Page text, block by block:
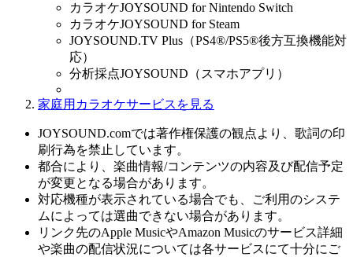
カラオケJOYSOUND for Nintendo Switch
カラオケJOYSOUND for Steam
JOYSOUND.TV Plus（PS4®/PS5®後方互換機能対
応）
分析採点JOYSOUND（スマホアプリ）
家庭用カラオケサービスを見る
JOYSOUND.comでは著作権保護の観点より、歌詞の印
刷行為を禁止しています。
都合により、楽曲情報/コンテンツの内容及び配信予定
が変更となる場合があります。
対応機種が表示されている場合でも、ご利用のシステ
ムによっては選曲できない場合があります。
リンク先のApple MusicやAmazon Musicのサービス詳細
や楽曲の配信状況については各サービスにて十分にご